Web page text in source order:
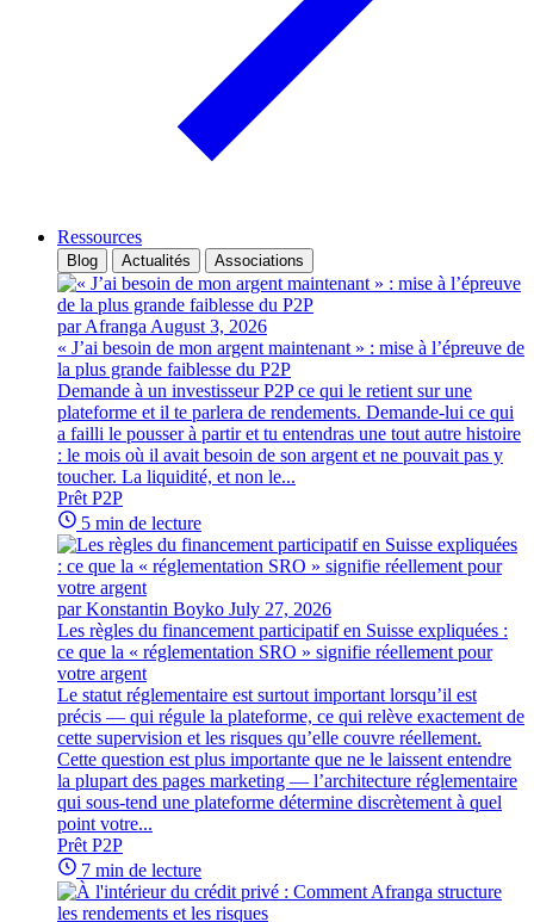
Ressources
Blog Actualités Associations
par Afranga August 3, 2026
« J’ai besoin de mon argent maintenant » : mise à l’épreuve de
la plus grande faiblesse du P2P
Demande à un investisseur P2P ce qui le retient sur une
plateforme et il te parlera de rendements. Demande-lui ce qui
a failli le pousser à partir et tu entendras une tout autre histoire
: le mois où il avait besoin de son argent et ne pouvait pas y
toucher. La liquidité, et non le...
Prêt P2P
5 min de lecture
par Konstantin Boyko July 27, 2026
Les règles du financement participatif en Suisse expliquées :
ce que la « réglementation SRO » signifie réellement pour
votre argent
Le statut réglementaire est surtout important lorsqu’il est
précis — qui régule la plateforme, ce qui relève exactement de
cette supervision et les risques qu’elle couvre réellement.
Cette question est plus importante que ne le laissent entendre
la plupart des pages marketing — l’architecture réglementaire
qui sous-tend une plateforme détermine discrètement à quel
point votre...
Prêt P2P
7 min de lecture